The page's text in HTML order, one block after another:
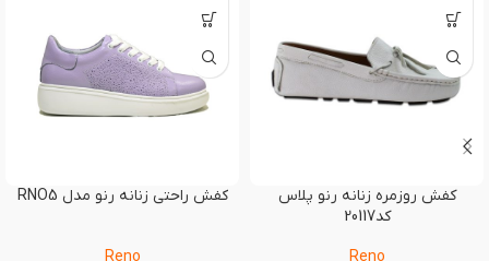
کفش روزمره زنانه رنو پلاس
کد20117
Reno
کفش راحتی زنانه رنو مدل RNO5
Reno